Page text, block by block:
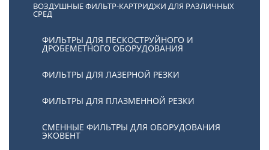
ВОЗДУШНЫЕ ФИЛЬТР-КАРТРИДЖИ ДЛЯ РАЗЛИЧНЫХ
СРЕД
ФИЛЬТРЫ ДЛЯ ПЕСКОСТРУЙНОГО И
ДРОБЕМЕТНОГО ОБОРУДОВАНИЯ
ФИЛЬТРЫ ДЛЯ ЛАЗЕРНОЙ РЕЗКИ
ФИЛЬТРЫ ДЛЯ ПЛАЗМЕННОЙ РЕЗКИ
СМЕННЫЕ ФИЛЬТРЫ ДЛЯ ОБОРУДОВАНИЯ
ЭКОВЕНТ